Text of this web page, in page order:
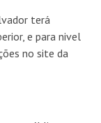
terá
e para nivel
no site da